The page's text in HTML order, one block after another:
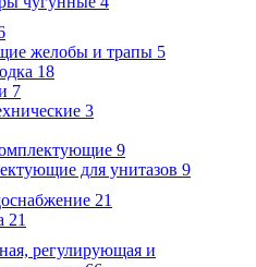
желобы и трапы 5
18
7
3
9
для унитазов 9
21
21
регулирующая и